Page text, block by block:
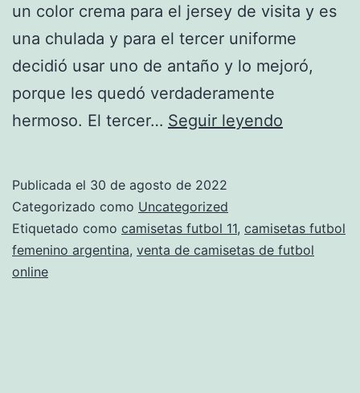
un color crema para el jersey de visita y es
una chulada y para el tercer uniforme
decidió usar uno de antaño y lo mejoró,
porque les quedó verdaderamente
hermoso. El tercer… Seguir leyendo
barata
Publicada el 30 de agosto de 2022
Categorizado como Uncategorized
Etiquetado como camisetas futbol 11, camisetas futbol
femenino argentina, venta de camisetas de futbol
online